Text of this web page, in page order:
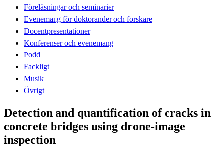
Föreläsningar och seminarier
Evenemang för doktorander och forskare
Docentpresentationer
Konferenser och evenemang
Podd
Fackligt
Musik
Övrigt
Detection and quantification of cracks in
concrete bridges using drone-image
inspection